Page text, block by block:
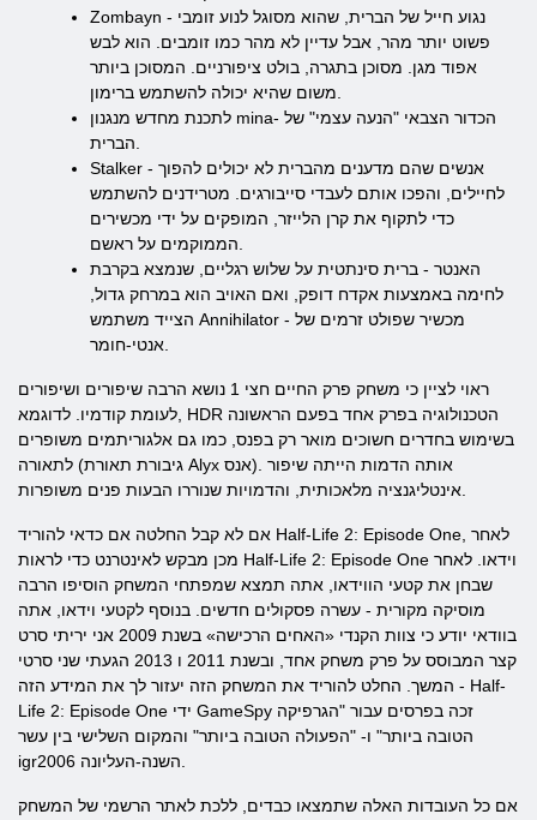
Zombayn - נגוע חייל של הברית, שהוא מסוגל לנוע זומבי
פשוט יותר מהר, אבל עדיין לא מהר כמו זומבים. הוא לבש
אפוד מגן. מסוכן בתגרה, בולט ציפורניים. המסוכן ביותר
לתכנת מחדש מנגנון mina- הכדור הצבאי "הנעה עצמי" של
Stalker - אנשים שהם מדענים מהברית לא יכולים להפוך
לחיילים, והפכו אותם לעבדי סייבורגים. מטרידנים להשתמש
כדי לתקוף את קרן הלייזר, המופקים על ידי מכשירים
האנטר - ברית סינתטית על שלוש רגליים, שנמצא בקרבת
לחימה באמצעות אקדח דופק, ואם האויב הוא במרחק גדול,
הצייד משתמש Annihilator - מכשיר שפולט זרמים של
ראוי לציין כי משחק פרק החיים חצי 1 נושא הרבה שיפורים ושיפורים
לעומת קודמיו. לדוגמא, HDR הטכנולוגיה בפרק אחד בפעם הראשונה
בשימוש בחדרים חשוכים מואר רק בפנס, כמו גם אלגוריתמים משופרים
לתאורה (גיבורת תאורת Alyx אנס). אותה הדמות הייתה שיפור
אם לא קבל החלטה אם כדאי להוריד Half-Life 2: Episode One, לאחר
מכן מבקש לאינטרנט כדי לראות Half-Life 2: Episode One וידאו. לאחר
שבחן את קטעי הווידאו, אתה תמצא שמפתחי המשחק הוסיפו הרבה
מוסיקה מקורית - עשרה פסקולים חדשים. בנוסף לקטעי וידאו, אתה
בוודאי יודע כי צוות הקנדי «האחים הרכישה» בשנת 2009 אני יריתי סרט
קצר המבוסס על פרק משחק אחד, ובשנת 2011 ו 2013 הגעתי שני סרטי
המשך. החלט להוריד את המשחק הזה יעזור לך את המידע הזה - Half-
Life 2: Episode One ידי GameSpy זכה בפרסים עבור "הגרפיקה
הטובה ביותר" ו- "הפעולה הטובה ביותר" והמקום השלישי בין עשר
אם כל העובדות האלה שתמצאו כבדים, ללכת לאתר הרשמי של המשחק